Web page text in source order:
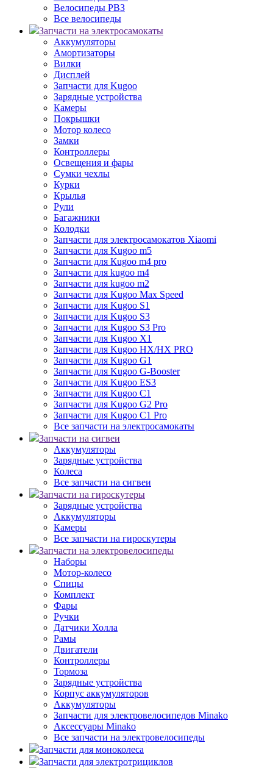
Велосипеды РВЗ
Все велосипеды
Запчасти на электросамокаты
Аккумуляторы
Амортизаторы
Вилки
Дисплей
Запчасти для Kugoo
Зарядные устройства
Камеры
Покрышки
Мотор колесо
Замки
Контроллеры
Освещения и фары
Сумки чехлы
Курки
Крылья
Рули
Багажники
Колодки
Запчасти для электросамокатов Xiaomi
Запчасти для Kugoo m5
Запчасти для Кugoo m4 pro
Запчасти для kugoo m4
Запчасти для kugoo m2
Запчасти для Kugoo Max Speed
Запчасти для Kugoo S1
Запчасти для Kugoo S3
Запчасти для Kugoo S3 Pro
Запчасти для Kugoo X1
Запчасти для Kugoo HX/HX PRO
Запчасти для Kugoo G1
Запчасти для Kugoo G-Booster
Запчасти для Kugoo ES3
Запчасти для Kugoo C1
Запчасти для Kugoo G2 Pro
Запчасти для Kugoo C1 Pro
Все запчасти на электросамокаты
Запчасти на сигвеи
Аккумуляторы
Зарядные устройства
Колеса
Все запчасти на сигвеи
Запчасти на гироскутеры
Зарядные устройства
Аккумуляторы
Камеры
Все запчасти на гироскутеры
Запчасти на электровелосипеды
Наборы
Мотор-колесо
Спицы
Комплект
Фары
Ручки
Датчики Холла
Рамы
Двигатели
Контроллеры
Тормоза
Зарядные устройства
Корпус аккумуляторов
Аккумуляторы
Запчасти для электровелосипедов Minako
Аксессуары Minako
Все запчасти на электровелосипеды
Запчасти для моноколеса
Запчасти для электротрициклов